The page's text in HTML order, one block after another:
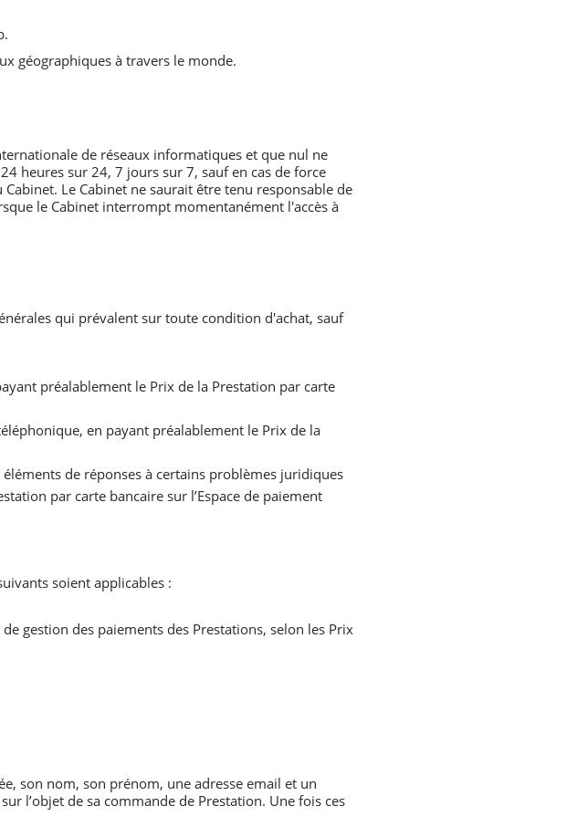
géographiques à travers le monde.
de réseaux informatiques et que nul ne
heures sur 24, 7 jours sur 7, sauf en cas de force
Le Cabinet ne saurait être tenu responsable de
le Cabinet interrompt momentanément l'accès à
qui prévalent sur toute condition d'achat, sauf
préalablement le Prix de la Prestation par carte
en payant préalablement le Prix de la
de réponses à certains problèmes juridiques
par carte bancaire sur l’Espace de paiement
soient applicables :
gestion des paiements des Prestations, selon les Prix
son nom, son prénom, une adresse email et un
l’objet de sa commande de Prestation. Une fois ces